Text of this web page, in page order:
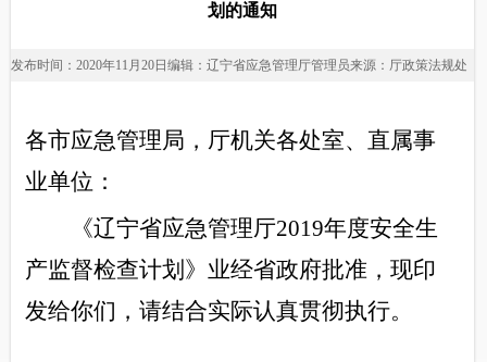
划的通知
发布时间：2020年11月20日 编辑：辽宁省应急管理厅管理员来源：厅政策法规处
各市应急管理局，厅机关各处室、直属事
业单位：
《辽宁省应急管理厅2019年度安全生
产监督检查计划》业经省政府批准，现印
发给你们，请结合实际认真贯彻执行。